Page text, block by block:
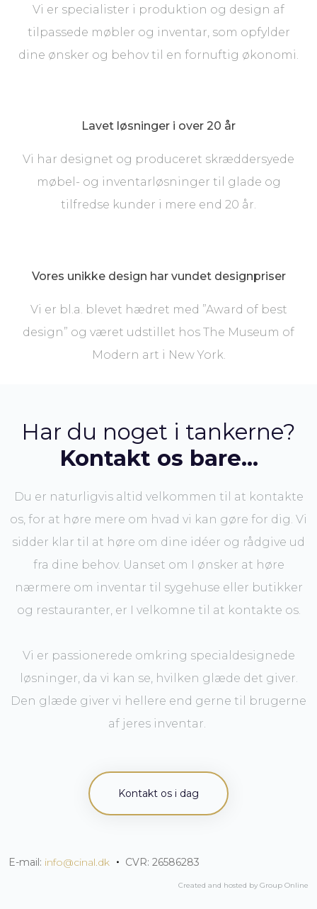
Vi er specialister i produktion og design af
tilpassede møbler og inventar, som opfylder
dine ønsker og behov til en fornuftig økonomi.
Lavet løsninger i over 20 år​
Vi har designet og produceret skræddersyede
møbel- og inventarløsninger til glade og
tilfredse kunder i mere end 20 år.
​Vores unikke design har vundet designpriser
Vi er bl.a. blevet hædret med ”Award of best
design” og været udstillet hos The Museum of
Modern art i New York.​
Har du noget i tankerne?
Kontakt os bare...
Du er naturligvis altid velkommen til at kontakte
os, for at høre mere om hvad vi kan gøre for dig.​ Vi
sidder klar til at høre om dine idéer og rådgive ud
fra dine behov. Uanset om I ønsker at høre
nærmere om inventar til sygehuse eller butikker
og restauranter, er I velkomne til at kontakte os.
Vi er passionerede omkring specialdesignede
løsninger, da vi kan se, hvilken glæde det giver.
Den glæde giver vi hellere end gerne til brugerne
af jeres inventar.
Kontakt os i dag
E-mail: info@cinal.dk ・ CVR: 26586283
Created and hosted by Group Online